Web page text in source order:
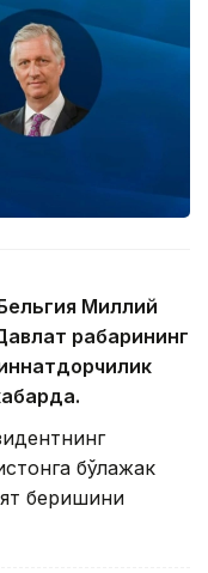
Миллий
раҳбарининг
бўлажак
беришини